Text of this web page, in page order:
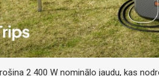
2 400 W nominālo jaudu, kas